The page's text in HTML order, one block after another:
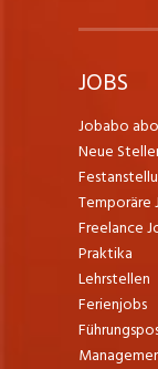
JOBS
Jobabo
Neue
Temporäre
Freelance
Praktika
Lehrstellen
Ferienjobs